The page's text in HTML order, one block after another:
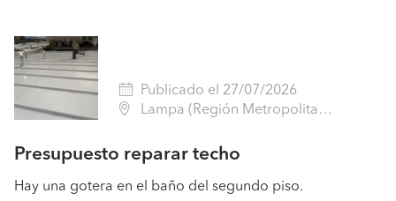
Publicado el 27/07/2026
Lampa (Región Metropolitana - Chacabuco)
Presupuesto reparar techo
Hay una gotera en el baño del segundo piso.